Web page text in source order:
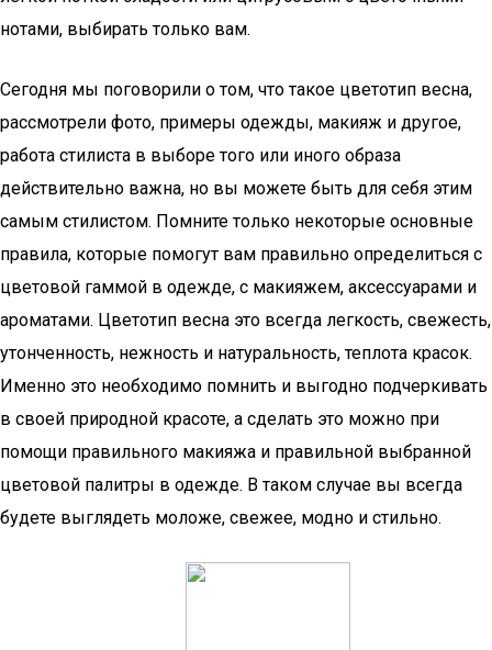
нотами, выбирать только вам.
Сегодня мы поговорили о том, что такое цветотип весна,
рассмотрели фото, примеры одежды, макияж и другое,
работа стилиста в выборе того или иного образа
действительно важна, но вы можете быть для себя этим
самым стилистом. Помните только некоторые основные
правила, которые помогут вам правильно определиться с
цветовой гаммой в одежде, с макияжем, аксессуарами и
ароматами. Цветотип весна это всегда легкость, свежесть,
утонченность, нежность и натуральность, теплота красок.
Именно это необходимо помнить и выгодно подчеркивать
в своей природной красоте, а сделать это можно при
помощи правильного макияжа и правильной выбранной
цветовой палитры в одежде. В таком случае вы всегда
будете выглядеть моложе, свежее, модно и стильно.